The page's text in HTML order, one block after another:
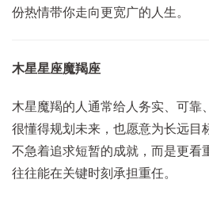
份热情带你走向更宽广的人生。
木星星座魔羯座
木星魔羯的人通常给人务实、可靠
很懂得规划未来，也愿意为长远目
不急着追求短暂的成就，而是更看
往往能在关键时刻承担重任。